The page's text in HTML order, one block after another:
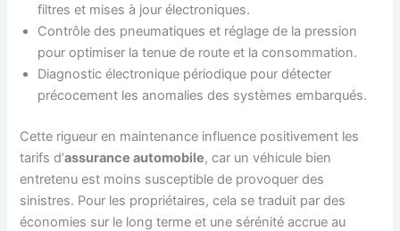
filtres et mises à jour électroniques.
Contrôle des pneumatiques et réglage de la pression
pour optimiser la tenue de route et la consommation.
Diagnostic électronique périodique pour détecter
précocement les anomalies des systèmes embarqués.
Cette rigueur en maintenance influence positivement les
tarifs d’assurance automobile, car un véhicule bien
entretenu est moins susceptible de provoquer des
sinistres. Pour les propriétaires, cela se traduit par des
économies sur le long terme et une sérénité accrue au